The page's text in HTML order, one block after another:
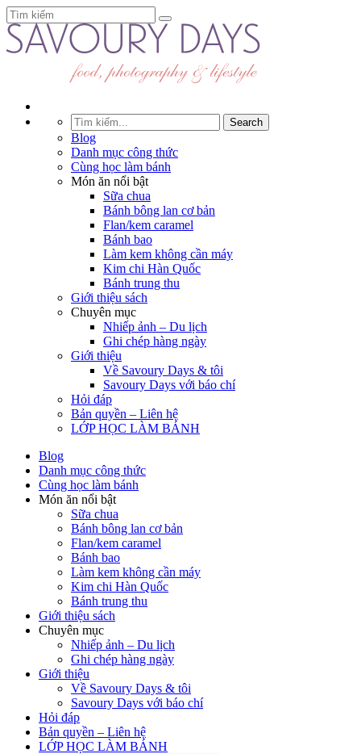
Blog
Danh mục công thức
Cùng học làm bánh
Món ăn nổi bật
Sữa chua
Bánh bông lan cơ bản
Flan/kem caramel
Bánh bao
Làm kem không cần máy
Kim chi Hàn Quốc
Bánh trung thu
Giới thiệu sách
Chuyên mục
Nhiếp ảnh – Du lịch
Ghi chép hàng ngày
Giới thiệu
Về Savoury Days & tôi
Savoury Days với báo chí
Hỏi đáp
Bản quyền – Liên hệ
LỚP HỌC LÀM BÁNH
Blog
Danh mục công thức
Cùng học làm bánh
Món ăn nổi bật
Sữa chua
Bánh bông lan cơ bản
Flan/kem caramel
Bánh bao
Làm kem không cần máy
Kim chi Hàn Quốc
Bánh trung thu
Giới thiệu sách
Chuyên mục
Nhiếp ảnh – Du lịch
Ghi chép hàng ngày
Giới thiệu
Về Savoury Days & tôi
Savoury Days với báo chí
Hỏi đáp
Bản quyền – Liên hệ
LỚP HỌC LÀM BÁNH